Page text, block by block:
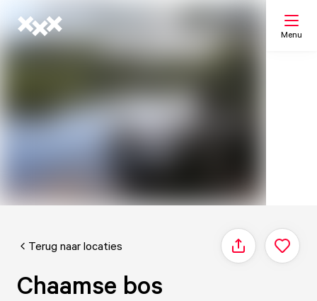
Menu
Terug naar locaties Delen
Chaamse bos